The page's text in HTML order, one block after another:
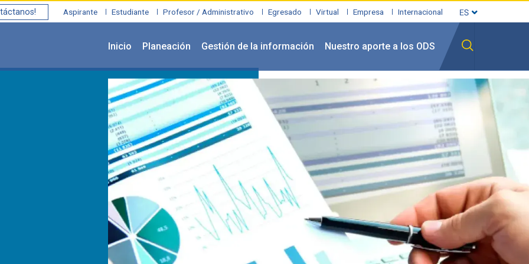
Aspirante Estudiante Profesor / Administrativo Egresado Virtual Empresa Internacional
Inicio Planeación Gestión de la información Nuestro aporte a los ODS